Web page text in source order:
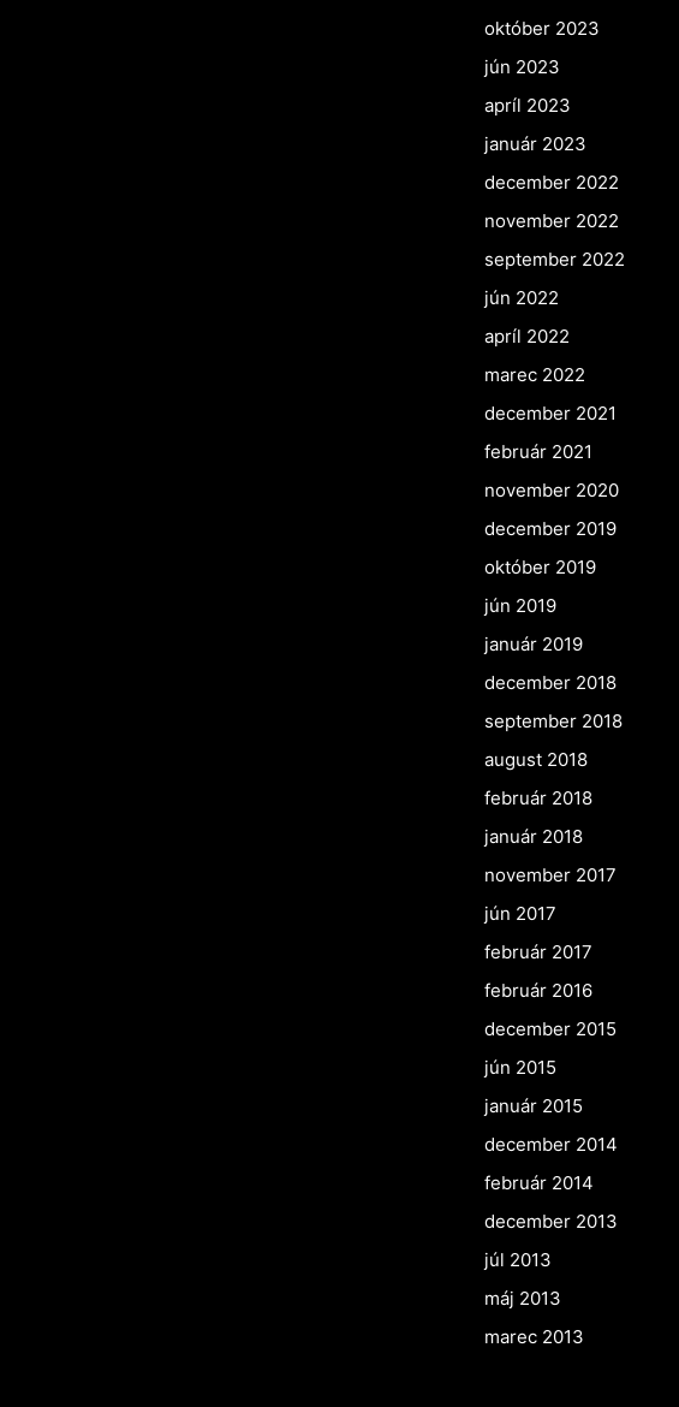
október 2023
jún 2023
apríl 2023
január 2023
december 2022
november 2022
september 2022
jún 2022
apríl 2022
marec 2022
december 2021
február 2021
november 2020
december 2019
október 2019
jún 2019
január 2019
december 2018
september 2018
august 2018
február 2018
január 2018
november 2017
jún 2017
február 2017
február 2016
december 2015
jún 2015
január 2015
december 2014
február 2014
december 2013
júl 2013
máj 2013
marec 2013